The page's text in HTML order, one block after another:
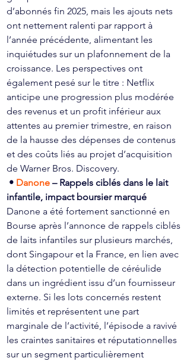
d’abonnés fin 2025, mais les ajouts nets
ont nettement ralenti par rapport à
l’année précédente, alimentant les
inquiétudes sur un plafonnement de la
croissance. Les perspectives ont
également pesé sur le titre : Netflix
anticipe une progression plus modérée
des revenus et un profit inférieur aux
attentes au premier trimestre, en raison
de la hausse des dépenses de contenus
et des coûts liés au projet d’acquisition
de Warner Bros. Discovery.
• Danone – Rappels ciblés dans le lait
infantile, impact boursier marqué
Danone a été fortement sanctionné en
Bourse après l’annonce de rappels ciblés
de laits infantiles sur plusieurs marchés,
dont Singapour et la France, en lien avec
la détection potentielle de céréulide
dans un ingrédient issu d’un fournisseur
externe. Si les lots concernés restent
limités et représentent une part
marginale de l’activité, l’épisode a ravivé
les craintes sanitaires et réputationnelles
sur un segment particulièrement